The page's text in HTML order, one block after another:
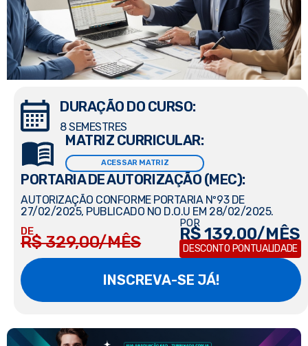
DURAÇÃO DO CURSO:
8 SEMESTRES
MATRIZ CURRICULAR:
ACESSAR MATRIZ
PORTARIA DE AUTORIZAÇÃO (MEC):
AUTORIZAÇÃO CONFORME PORTARIA Nº93 DE
27/02/2025, PUBLICADO NO D.O.U EM 28/02/2025.
DE
R$ 329,00/MÊS
POR
R$ 139,00/MÊS
DESCONTO PONTUALIDADE
INSCREVA-SE JÁ!